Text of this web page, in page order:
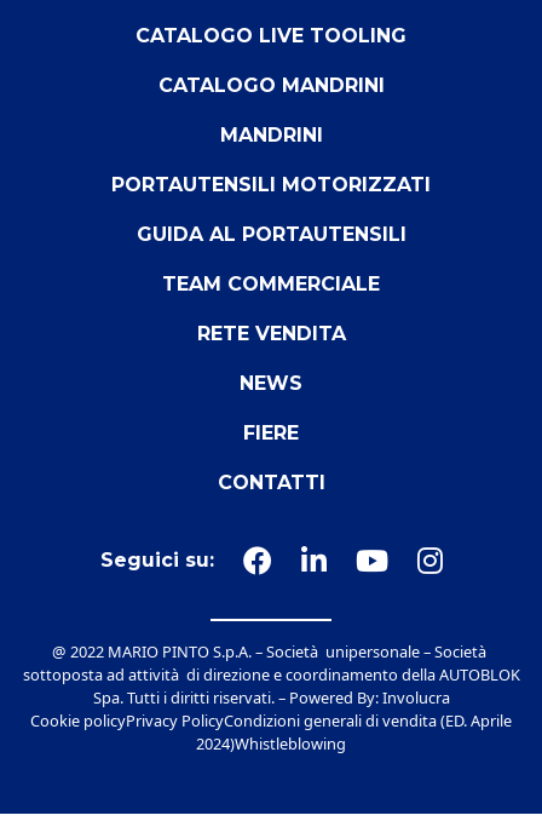
CATALOGO LIVE TOOLING
CATALOGO MANDRINI
MANDRINI
PORTAUTENSILI MOTORIZZATI
GUIDA AL PORTAUTENSILI
TEAM COMMERCIALE
RETE VENDITA
NEWS
FIERE
CONTATTI
Seguici su:
@ 2022 MARIO PINTO S.p.A. – Società unipersonale – Società
sottoposta ad attività di direzione e coordinamento della AUTOBLOK
Spa. Tutti i diritti riservati. – Powered By:Involucra
Cookie policyPrivacy PolicyCondizioni generali di vendita (ED. Aprile
2024)Whistleblowing